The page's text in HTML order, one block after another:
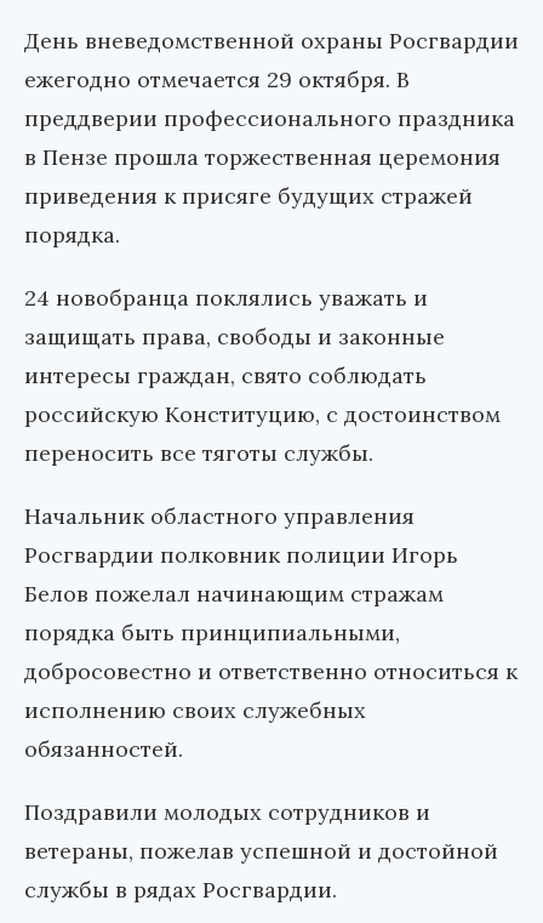
День вневедомственной охраны Росгвардии
ежегодно отмечается 29 октября. В
преддверии профессионального праздника
в Пензе прошла торжественная церемония
приведения к присяге будущих стражей
порядка.
24 новобранца поклялись уважать и
защищать права, свободы и законные
интересы граждан, свято соблюдать
российскую Конституцию, с достоинством
переносить все тяготы службы.
Начальник областного управления
Росгвардии полковник полиции Игорь
Белов пожелал начинающим стражам
порядка быть принципиальными,
добросовестно и ответственно относиться к
исполнению своих служебных
обязанностей.
Поздравили молодых сотрудников и
ветераны, пожелав успешной и достойной
службы в рядах Росгвардии.